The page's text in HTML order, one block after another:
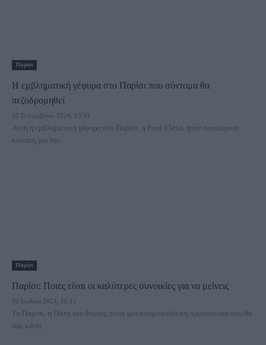
Παρίσι
Η εμβληματική γέφυρα στο Παρίσι που σύντομα θα
πεζοδρομηθεί
20 Σεπτεμβρίου 2024, 15:33
Αυτή η εμβληματική γέφυρα στο Παρίσι, η Pont d'léna, ήταν προσωρινά
κλειστή για την...
Παρίσι
Παρίσι: Ποιες είναι οι καλύτερες συνοικίες για να μείνεις
19 Ιουλίου 2024, 16:11
Το Παρίσι, η Πόλη του Φωτός, είναι μία κοσμοπολίτικη πρωτεύουσα που θα
σας κάνει...